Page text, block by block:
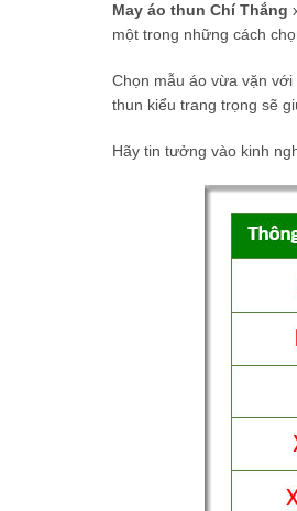
May áo thun Chí Thắng
một trong những cách
Chọn mẫu áo vừa vặn
thun kiểu trang trọng sẽ
Hãy tin tưởng vào kinh